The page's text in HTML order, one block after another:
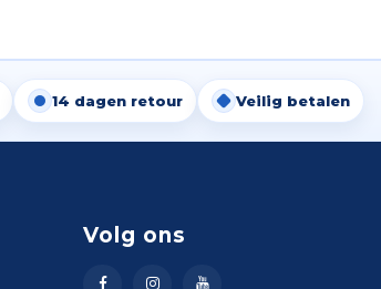
14 dagen retour Veilig betalen
Volg ons